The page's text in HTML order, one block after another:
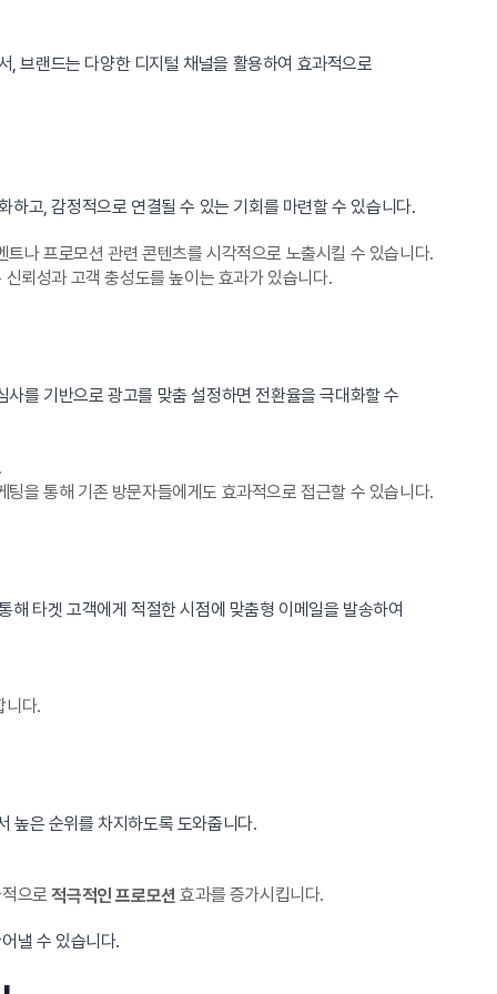
브랜드는 다양한 디지털 채널을 활용하여 효과적으로
고, 감정적으로 연결될 수 있는 기회를 마련할 수 있습니다.
나 프로모션 관련 콘텐츠를 시각적으로 노출시킬 수 있습니다.
뢰성과 고객 충성도를 높이는 효과가 있습니다.
를 기반으로 광고를 맞춤 설정하면 전환율을 극대화할 수
을 통해 기존 방문자들에게도 효과적으로 접근할 수 있습니다.
타겟 고객에게 적절한 시점에 맞춤형 이메일을 발송하여
니다.
높은 순위를 차지하도록 도와줍니다.
적으로적극적인 프로모션 효과를 증가시킵니다.
낼 수 있습니다.